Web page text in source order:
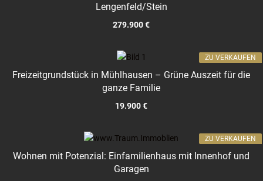
Lengenfeld/Stein
279.900 €
Freizeitgrundstück in Mühlhausen – Grüne Auszeit für die
ganze Familie
19.900 €
ZU VERKAUFEN
Wohnen mit Potenzial: Einfamilienhaus mit Innenhof und
Garagen
ZU VERKAUFEN